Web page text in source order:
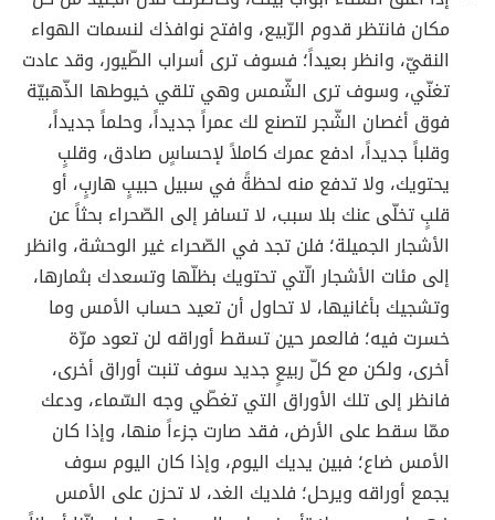
مكان فانتظر قدوم الرّبيع، وافتح نوافذك لنسمات الهواء
النقيّ، وانظر بعيداً؛ فسوف ترى أسراب الطّيور، وقد عادت
تغنّي، وسوف ترى الشّمس وهي تلقي خيوطها الذّهبيّة
فوق أغصان الشّجر لتصنع لك عمراً جديداً، وحلماً جديداً،
وقلباً جديداً، ادفع عمرك كاملاً لإحساسٍ صادق، وقلبٍ
يحتويك، ولا تدفع منه لحظةً في سبيل حبيبٍ هاربٍ، أو
قلبٍ تخلّى عنك بلا سبب، لا تسافر إلى الصّحراء بحثاً عن
الأشجار الجميلة؛ فلن تجد في الصّحراء غير الوحشة، وانظر
إلى مئات الأشجار الّتي تحتويك بظلّها وتسعدك بثمارها،
وتشجيك بأغانيها، لا تحاول أن تعيد حساب الأمس وما
خسرت فيه؛ فالعمر حين تسقط أوراقه لن تعود مرّة
أخرى، ولكن مع كلّ ربيعٍ جديد سوف تنبت أوراق أخرى،
فانظر إلى تلك الأوراق التي تغطّي وجه السّماء، ودعك
ممّا سقط على الأرض، فقد صارت جزءاً منها، وإذا كان
الأمس ضاع؛ فبين يديك اليوم، وإذا كان اليوم سوف
يجمع أوراقه ويرحل؛ فلديك الغد، لا تحزن على الأمس